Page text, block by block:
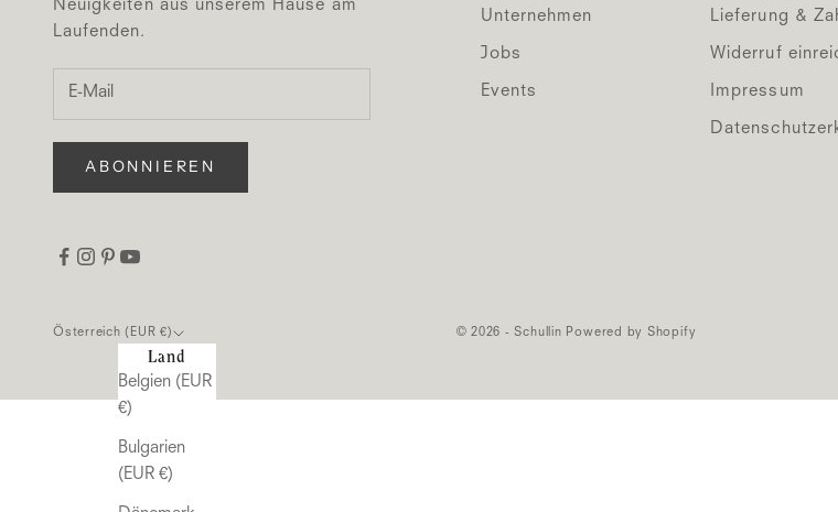
Neuigkeiten aus unserem Hause am
Laufenden.
ABONNIEREN
Unternehmen
Jobs
Events
Lieferung &
Widerruf
Impressum
Österreich (EUR €)
Land
Belgien (EUR
€)
Bulgarien
(EUR €)
© 2026 - Schullin Powered by Shopify